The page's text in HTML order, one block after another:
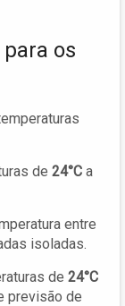
os
de 24°C a
entre
isoladas.
de 24°C
previsão de